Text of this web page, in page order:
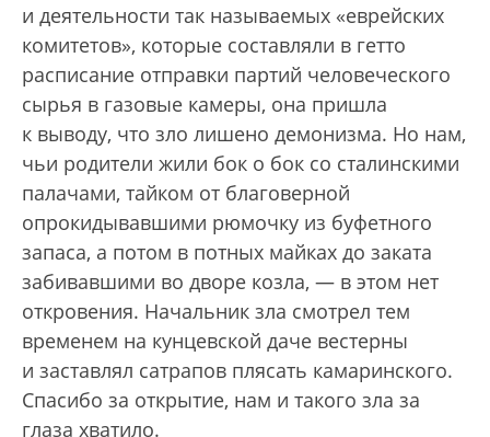
и деятельности так называемых «еврейских
комитетов», которые составляли в гетто
расписание отправки партий человеческого
сырья в газовые камеры, она пришла
к выводу, что зло лишено демонизма. Но нам,
чьи родители жили бок о бок со сталинскими
палачами, тайком от благоверной
опрокидывавшими рюмочку из буфетного
запаса, а потом в потных майках до заката
забивавшими во дворе козла, — в этом нет
откровения. Начальник зла смотрел тем
временем на кунцевской даче вестерны
и заставлял сатрапов плясать камаринского.
Спасибо за открытие, нам и такого зла за
глаза хватило.